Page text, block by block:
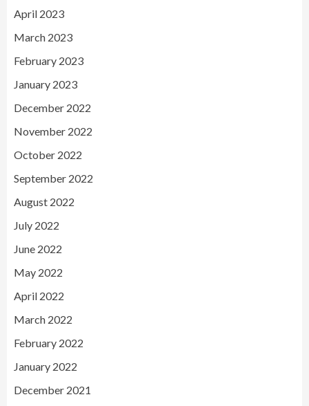
April 2023
March 2023
February 2023
January 2023
December 2022
November 2022
October 2022
September 2022
August 2022
July 2022
June 2022
May 2022
April 2022
March 2022
February 2022
January 2022
December 2021